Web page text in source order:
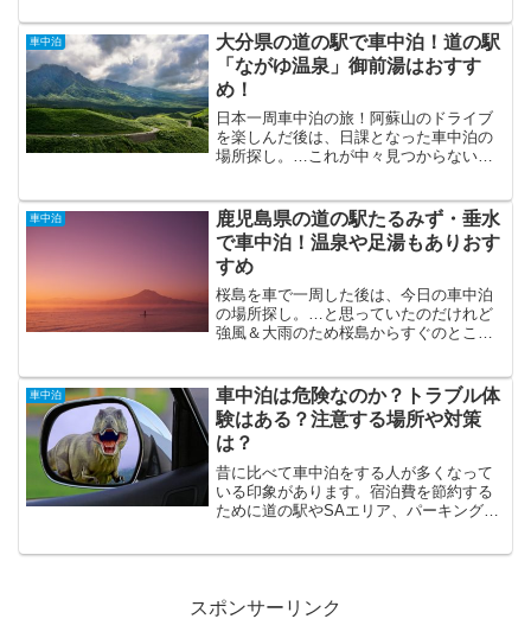
るところまで行ってみようと進んでみ
る。阿蘇山への道は、車の数はと...
車中泊
大分県の道の駅で車中泊！道の駅
「ながゆ温泉」御前湯はおすす
め！
日本一周車中泊の旅！阿蘇山のドライブ
を楽しんだ後は、日課となった車中泊の
場所探し。…これが中々見つからない。
泉」。車中泊の1日の移動距離が…。朝は
確か宮崎県にいたはず。そし...
車中泊
鹿児島県の道の駅たるみず・垂水
で車中泊！温泉や足湯もありおす
すめ
桜島を車で一周した後は、今日の車中泊
の場所探し。…と思っていたのだけれど
強風＆大雨のため桜島からすぐのところ
悪天候の時は移動してもいい場所が見つ
からず、知らない道は暗く...
車中泊
車中泊は危険なのか？トラブル体
験はある？注意する場所や対策
は？
昔に比べて車中泊をする人が多くなって
いる印象があります。宿泊費を節約する
ために道の駅やSAエリア、パーキングな
スポンサーリンク